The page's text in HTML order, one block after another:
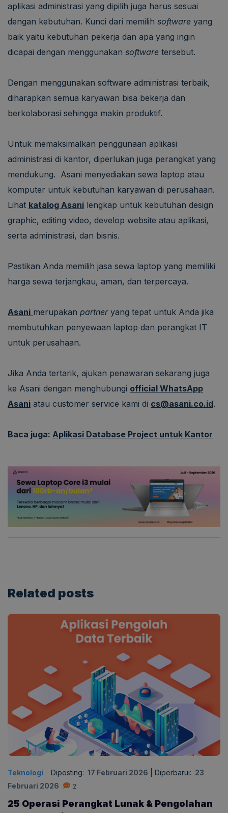
aplikasi administrasi yang dipilih juga harus sesuai
dengan kebutuhan. Kunci dari memilih software yang
baik yaitu kebutuhan pekerja dan apa yang ingin
dicapai dengan menggunakan software tersebut.
Dengan menggunakan software administrasi terbaik,
diharapkan semua karyawan bisa bekerja dan
berkolaborasi sehingga makin produktif.
Untuk memaksimalkan penggunaan aplikasi
administrasi di kantor, diperlukan juga perangkat yang
mendukung. Asani menyediakan sewa laptop atau
komputer untuk kebutuhan karyawan di perusahaan.
Lihat katalog Asani lengkap untuk kebutuhan design
graphic, editing video, develop website atau aplikasi,
serta administrasi, dan bisnis.
Pastikan Anda memilih jasa sewa laptop yang memiliki
harga sewa terjangkau, aman, dan terpercaya.
Asani merupakan partneryang tepat untuk Anda jika
membutuhkan penyewaan laptop dan perangkat IT
untuk perusahaan.
Jika Anda tertarik, ajukan penawaran sekarang juga
ke Asani dengan menghubungi official WhatsApp
Asani atau customer service kami di cs@asani.co.id.
Baca juga: Aplikasi Database Project untuk Kantor
Related posts
Teknologi Diposting: 17 Februari 2026 Diperbarui: 23
Februari 2026
2
25 Operasi Perangkat Lunak & Pengolahan